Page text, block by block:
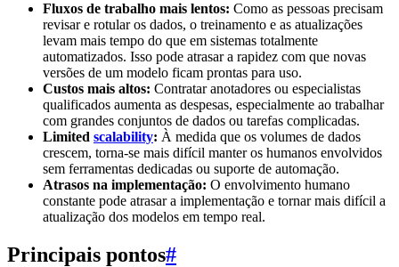
Fluxos de trabalho mais lentos: Como as pessoas precisam
revisar e rotular os dados, o treinamento e as atualizações
levam mais tempo do que em sistemas totalmente
automatizados. Isso pode atrasar a rapidez com que novas
versões de um modelo ficam prontas para uso.
Custos mais altos: Contratar anotadores ou especialistas
qualificados aumenta as despesas, especialmente ao trabalhar
com grandes conjuntos de dados ou tarefas complicadas.
Limited scalability: À medida que os volumes de dados
crescem, torna-se mais difícil manter os humanos envolvidos
sem ferramentas dedicadas ou suporte de automação.
Atrasos na implementação: O envolvimento humano
constante pode atrasar a implementação e tornar mais difícil a
atualização dos modelos em tempo real.
Principais pontos#